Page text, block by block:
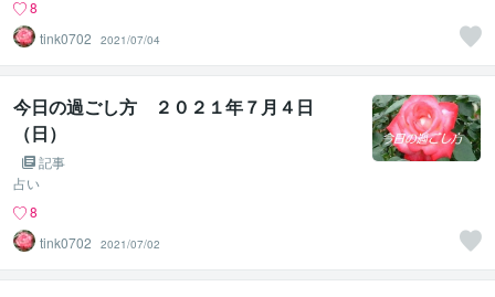
8
tink0702
2021/07/04
今日の過ごし方 ２０２１年７月４日
（日）
記事
占い
8
tink0702
2021/07/02